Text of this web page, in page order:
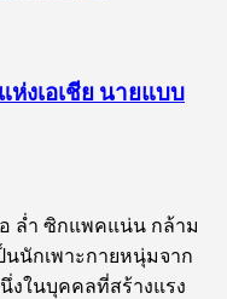
ห่งเอเชีย นายแบบ
ล่ำ ซิกแพคแน่น กล้าม
นนักเพาะกายหนุ่มจาก
งในบุคคลที่สร้างแรง